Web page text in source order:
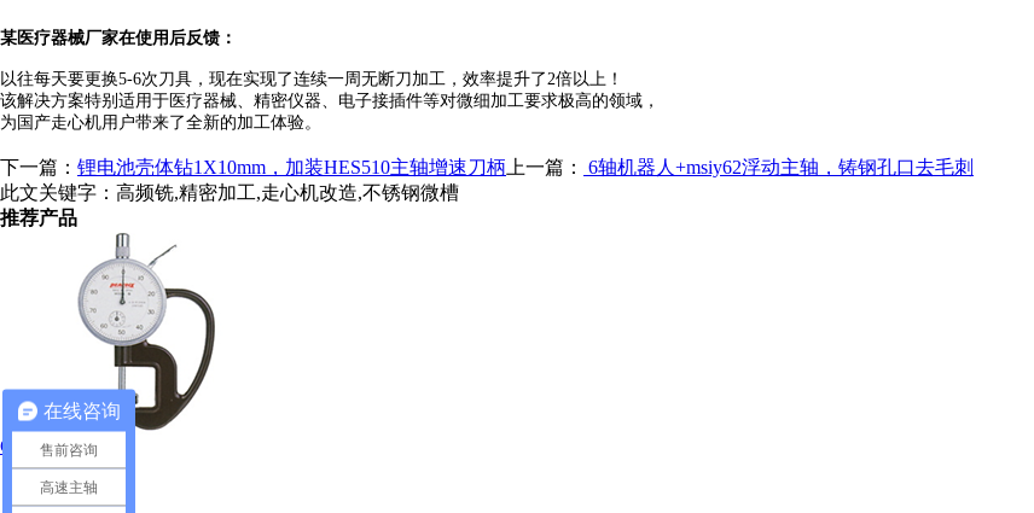
某医疗器械厂家在使用后反馈：
以往每天要更换5-6次刀具，现在实现了连续一周无断刀加工，效率提升了2倍以上！
该解决方案特别适用于医疗器械、精密仪器、电子接插件等对微细加工要求极高的领域，
为国产走心机用户带来了全新的加工体验。
下一篇： 锂电池壳体钻1X10mm，加装HES510主轴增速刀柄 上一篇：
6轴机器人+msiy62浮动主轴，铸钢孔口去毛刺
此文关键字： 高频铣,精密加工,走心机改造,不锈钢微槽
推荐产品
G-20厚度表
在线咨询
售前咨询
高速主轴